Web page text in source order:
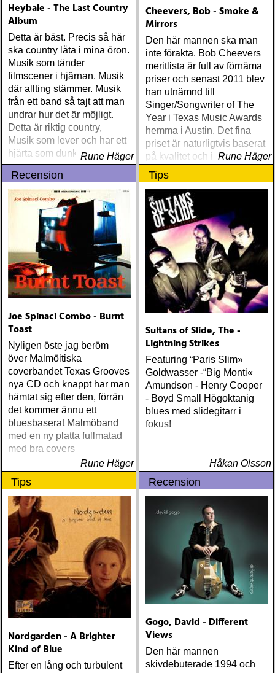
Heybale - The Last Country
Album
Detta är bäst. Precis så här
ska country låta i mina öron.
Musik som tänder
filmscener i hjärnan. Musik
där allting stämmer. Musik
från ett band så tajt att man
undrar hur det är möjligt.
Detta är riktig country,
Musik som lever och har ett
hjärta som dunkarRune Häger
Cheevers, Bob - Smoke &
Mirrors
Den här mannen ska man
inte förakta. Bob Cheevers
meritlista är full av förnäma
priser och senast 2011 blev
han utnämnd till
Singer/Songwriter of The
Year i Texas Music Awards
hemma i Austin. Det fina
priset är naturligtvis baserat
på kvalitet och inte kvantitet
Rune Häger
Recension
Joe Spinaci Combo - Burnt
Toast
Nyligen öste jag beröm
över Malmöitiska
coverbandet Texas Grooves
nya CD och knappt har man
hämtat sig efter den, förrän
det kommer ännu ett
bluesbaserat Malmöband
med en ny platta fullmatad
med bra covers
Rune Häger
Tips
Sultans of Slide, The -
Lightning Strikes
Featuring “Paris Slim»
Goldwasser -“Big Monti«
Amundson - Henry Cooper
- Boyd Small Högoktanig
blues med slidegitarr i
fokus!
Håkan Olsson
Tips
Nordgarden - A Brighter
Kind of Blue
Efter en lång och turbulent
Recension
Gogo, David - Different
Views
Den här mannen
skivdebuterade 1994 och